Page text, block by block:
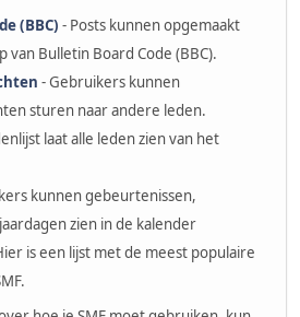
(BBC) - Posts kunnen opgemaakt
Bulletin Board Code (BBC).
- Gebruikers kunnen
sturen naar andere leden.
laat alle leden zien van het
kunnen gebeurtenissen,
zien in de kalender
is een lijst met de meest populaire